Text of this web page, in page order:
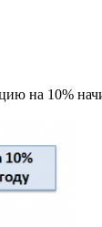
на 10%